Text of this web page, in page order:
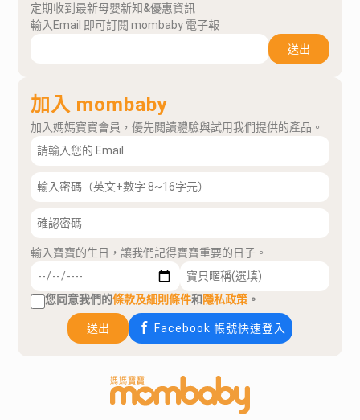
定期收到最新母嬰新知&優惠資訊
輸入Email 即可訂閱 mombaby 電子報
送出
加入 mombaby
加入媽媽寶寶會員，優先閱讀體驗與試用我們提供的產品。
輸入寶寶的生日，讓我們記得寶寶重要的日子。
您同意我們的條款及細則條件和隱私政策 。
送出 Facebook 帳號快速登入